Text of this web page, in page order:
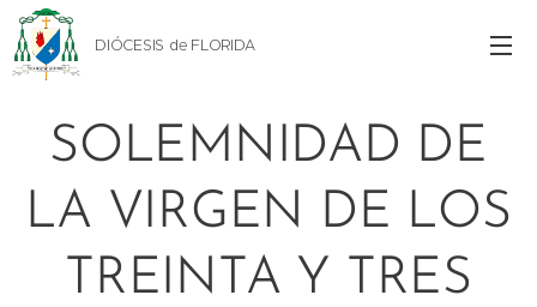
DIÓCESIS de FLORIDA
SOLEMNIDAD DE
LA VIRGEN DE LOS
TREINTA Y TRES